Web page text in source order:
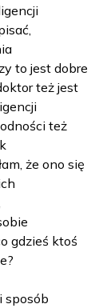
to jest dobre
też jest
też
że ono się
gdzieś ktoś
sposób